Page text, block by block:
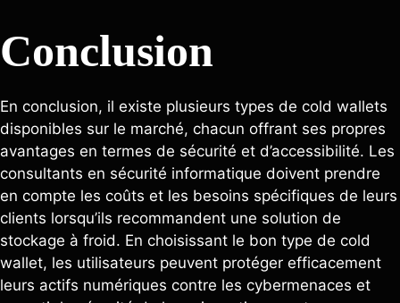
Conclusion
En conclusion, il existe plusieurs types de cold wallets
disponibles sur le marché, chacun offrant ses propres
avantages en termes de sécurité et d’accessibilité. Les
consultants en sécurité informatique doivent prendre
en compte les coûts et les besoins spécifiques de leurs
clients lorsqu’ils recommandent une solution de
stockage à froid. En choisissant le bon type de cold
wallet, les utilisateurs peuvent protéger efficacement
leurs actifs numériques contre les cybermenaces et